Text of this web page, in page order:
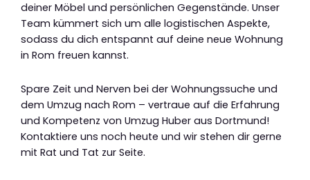
deiner Möbel und persönlichen Gegenstände. Unser
Team kümmert sich um alle logistischen Aspekte,
sodass du dich entspannt auf deine neue Wohnung
in Rom freuen kannst.
Spare Zeit und Nerven bei der Wohnungssuche und
dem Umzug nach Rom – vertraue auf die Erfahrung
und Kompetenz von Umzug Huber aus Dortmund!
Kontaktiere uns noch heute und wir stehen dir gerne
mit Rat und Tat zur Seite.